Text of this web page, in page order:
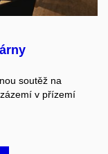
soutěž na
v přízemí